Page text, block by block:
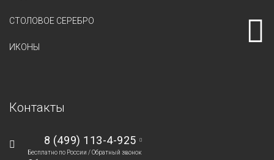
СТОЛОВОЕ СЕРЕБРО
ИКОНЫ
Контакты
8 (499) 113-4-925
Бесплатно по России /Обратный звонок